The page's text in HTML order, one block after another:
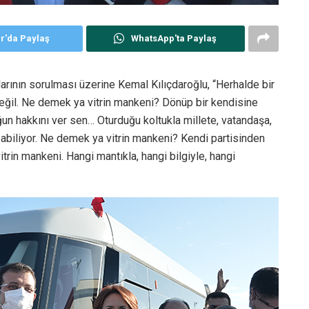
Paylaş WhatsApp'ta Paylaş
sorulması üzerine Kemal Kılıçdaroğlu, “Herhalde bir
Ne demek ya vitrin mankeni? Dönüp bir kendisine
hakkını ver sen… Oturduğu koltukla millete, vatandaşa,
Ne demek ya vitrin mankeni? Kendi partisinden
mankeni. Hangi mantıkla, hangi bilgiyle, hangi